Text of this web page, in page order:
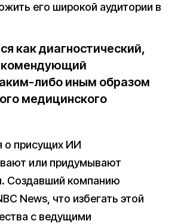
его широкой аудитории в
как диагностический,
либо иным образом
медицинского
о присущих ИИ
или придумывают
Создавший компанию
News, что избегать этой
с ведущими